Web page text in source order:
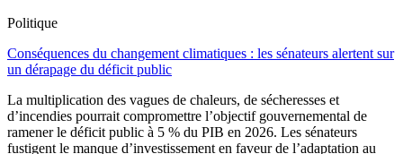
Politique
Conséquences du changement climatiques : les sénateurs alertent sur
un dérapage du déficit public
La multiplication des vagues de chaleurs, de sécheresses et
d’incendies pourrait compromettre l’objectif gouvernemental de
ramener le déficit public à 5 % du PIB en 2026. Les sénateurs
fustigent le manque d’investissement en faveur de l’adaptation au